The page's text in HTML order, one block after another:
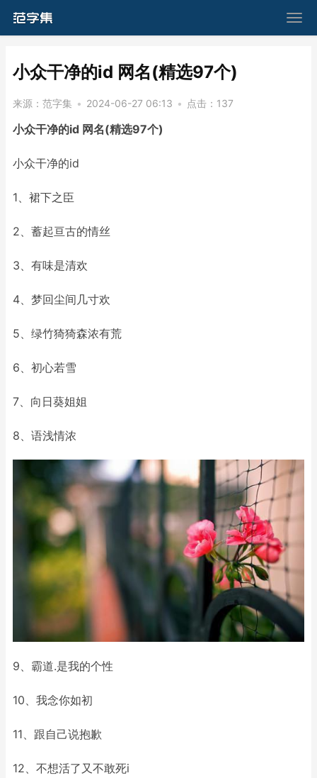
​小众干净的id 网名(精选97个)
来源： 范字集 • 2024-06-27 06:13 • 点击： 137
小众干净的id 网名(精选97个)
小众干净的id
1、裙下之臣
2、蓄起亘古的情丝
3、有味是清欢
4、梦回尘间几寸欢
5、绿竹猗猗森浓有荒
6、初心若雪
7、向日葵姐姐
8、语浅情浓
9、霸道.是我的个性
10、我念你如初
11、跟自己说抱歉
12、不想活了又不敢死i